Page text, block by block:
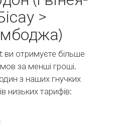
>
ви отримуєте більше
за менші гроші.
з наших гнучких
низьких тарифів: